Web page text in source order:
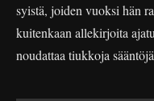
syistä, joiden vuoksi hän
kuitenkaan allekirjoita
noudattaa tiukkoja